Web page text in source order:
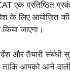
एक प्रतिष्ठित
के लिए आयोजित
जाएगा।
और तैयारी संबंधी
आपको आने